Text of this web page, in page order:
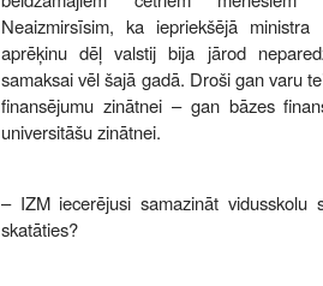
Neaizmirsīsim, ka iepriekšējā
aprēķinu dēļ valstij bija jārod
samaksai vēl šajā gadā. Droši gan varu
finansējumu zinātnei – gan bāzes
universitāšu zinātnei.
– IZM iecerējusi samazināt
skatāties?